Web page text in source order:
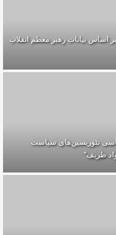
اساس بیانات رهبر معظم انقلاب
تئوریسین‌های سیاست